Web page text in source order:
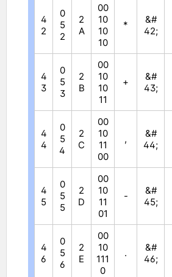
4
2
0
5
2
2
A
00
10
10
10
*
&#
42;
4
3
0
5
3
2
B
00
10
10
11
+
&#
43;
4
4
0
5
4
2
C
00
10
11
00
,
&#
44;
4
5
0
5
5
2
D
00
10
11
01
-
&#
45;
4
6
0
5
6
2
E
00
10
111
0
.
&#
46;